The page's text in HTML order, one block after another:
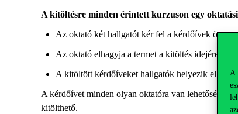
A
A kitöltésre minden érintett kurzuson egy
Az oktató két hallgatót kér fel a kérdőívek
Az oktató elhagyja a termet a kitöltés idejére.
A kitöltött kérdőíveket hallgatók helyezik el
A kérdőívet minden olyan oktatóra van lehetőség ki
kitölthető.